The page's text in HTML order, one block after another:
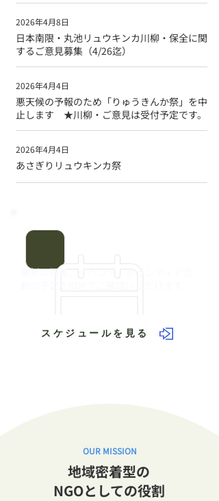
2026年4月8日
日本南限・丸池リュウキンカ川柳・保全に関
するご意見募集（4/26迄）
2026年4月4日
悪天候の予報のため「りゅうきんか祭」を中
止します ★川柳・ご意見は受付予定です。
2026年4月4日
あさぎりリュウキンカ祭
最新の調査、イベント、ボランティア活
スケジュールを見る
OUR MISSION
地域密着型の
NGOとしての役割